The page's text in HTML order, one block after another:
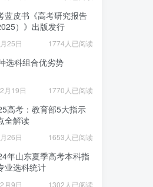
蓝皮书《高考研究报告
）》出版发行
25日 1774人已阅读
选科组合优劣势
月19日 1770人已阅读
高考：教育部5大指示
全解读
26日 1653人已阅读
年山东夏季高考本科指
业选科统计
月9日 1302人已阅读